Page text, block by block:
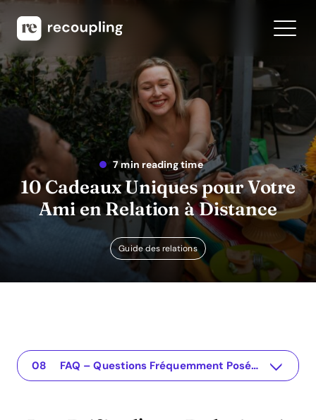
7 min reading time
10 Cadeaux Uniques pour Votre
Ami en Relation à Distance
Guide des relations
Les Défis d'une Relation à Distance
The app for your relationship
Cadeaux Qui Relient les Cœurs
Cadeaux Pratiques pour la Vie Quotidienne
Occasions de Cadeaux
Les Avantages ROI du Don
Comment l'Application Recoupling Peut Aider
FAQ – Questions Fréquemment Posées